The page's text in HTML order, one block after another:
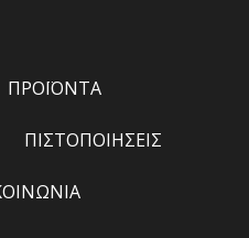
ΠΡΟΪΟΝΤΑ
ΠΙΣΤΟΠΟΙΗΣΕΙΣ